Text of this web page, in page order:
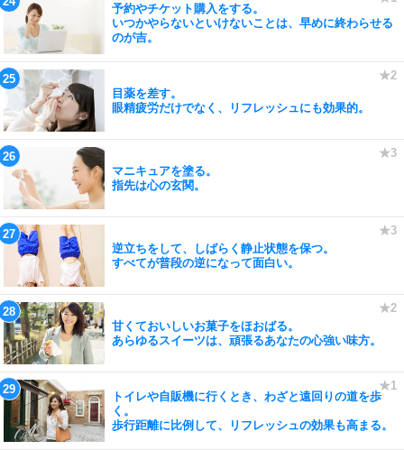
予約やチケット購入をする。
いつかやらないといけないことは、早めに終わらせる
のが吉。
目薬を差す。
眼精疲労だけでなく、リフレッシュにも効果的。
マニキュアを塗る。
指先は心の玄関。
逆立ちをして、しばらく静止状態を保つ。
すべてが普段の逆になって面白い。
甘くておいしいお菓子をほおばる。
あらゆるスイーツは、頑張るあなたの心強い味方。
トイレや自販機に行くとき、わざと遠回りの道を歩
く。
歩行距離に比例して、リフレッシュの効果も高まる。